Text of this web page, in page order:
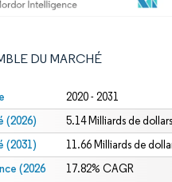
DU MARCHÉ
2020 - 2031
(2026) 5.14 Milliards de dollars
(2031) 11.66 Milliards de
(2026
17.82% CAGR